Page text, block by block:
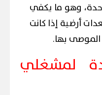
وهو ما يكفي
أرضية إذا كانت
بها.
لمشغلي